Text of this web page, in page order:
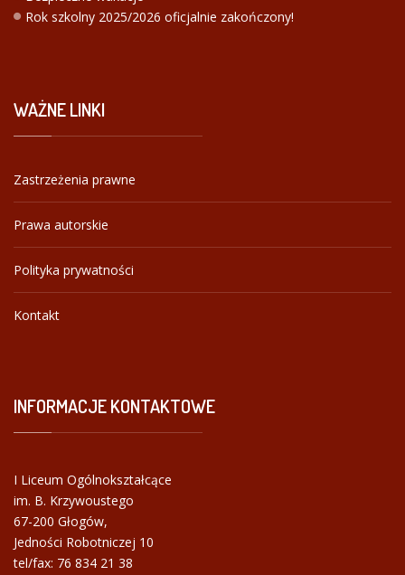
Rok szkolny 2025/2026 oficjalnie zakończony!
WAŻNELINKI
Zastrzeżenia prawne
Prawa autorskie
Polityka prywatności
Kontakt
INFORMACJEKONTAKTOWE
I Liceum Ogólnokształcące
im. B. Krzywoustego
67-200 Głogów,
Jedności Robotniczej 10
tel/fax: 76 834 21 38